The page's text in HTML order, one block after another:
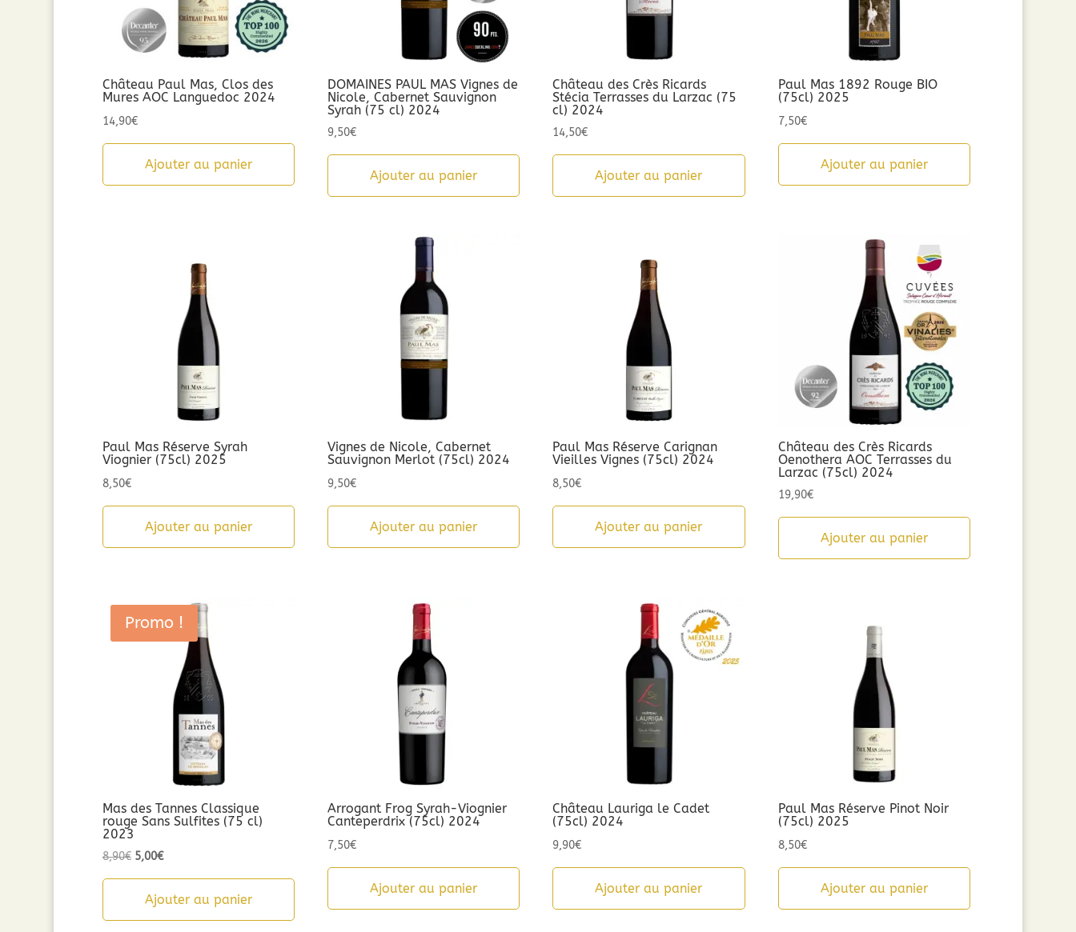
Château Paul Mas, Clos des
Mures AOC Languedoc 2024
14,90€
Ajouter au panier
DOMAINES PAUL MAS Vignes de
Nicole, Cabernet Sauvignon
Syrah (75 cl) 2024
9,50€
Ajouter au panier
Château des Crès Ricards
Stécia Terrasses du Larzac (75
cl) 2024
14,50€
Ajouter au panier
Paul Mas 1892 Rouge BIO
(75cl) 2025
7,50€
Ajouter au panier
Paul Mas Réserve Syrah
Viognier (75cl) 2025
8,50€
Ajouter au panier
Vignes de Nicole, Cabernet
Sauvignon Merlot (75cl) 2024
9,50€
Ajouter au panier
Paul Mas Réserve Carignan
Vieilles Vignes (75cl) 2024
8,50€
Ajouter au panier
Château des Crès Ricards
Oenothera AOC Terrasses du
Larzac (75cl) 2024
19,90€
Ajouter au panier
Promo !
Mas des Tannes Classique
rouge Sans Sulfites (75 cl)
2023
8,90€ Le
initial
était :
5,00€Le
actuel
Ajouter au panier
Arrogant Frog Syrah-Viognier
Canteperdrix (75cl) 2024
7,50€
Ajouter au panier
Château Lauriga le Cadet
(75cl) 2024
9,90€
Ajouter au panier
Paul Mas Réserve Pinot Noir
(75cl) 2025
8,50€
Ajouter au panier